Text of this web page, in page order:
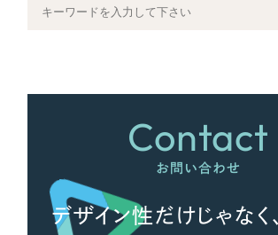
Contact
お問い合わせ
デザイン性だけじゃなく、